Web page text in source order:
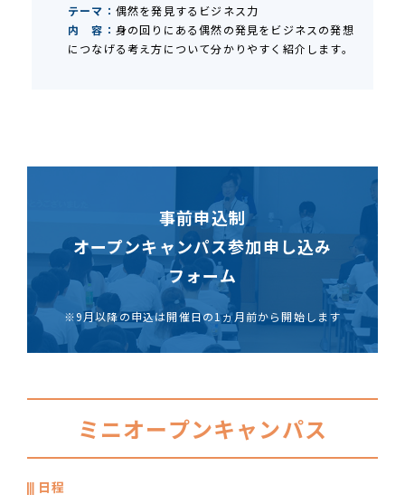
テーマ： 偶然を発見するビジネス力
内 容： 身の回りにある偶然の発見をビジネスの発想
につなげる考え方について分かりやすく紹介します。
事前申込制
オープンキャンパス参加申し込み
フォーム
※9月以降の申込は開催日の1ヵ月前から開始します
ミニオープンキャンパス
日程